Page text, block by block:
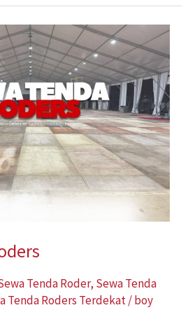
Tenda Roder, Sewa Tenda
Tenda Roders Terdekat/boy